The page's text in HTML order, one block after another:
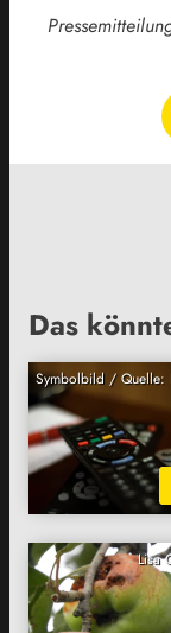
Das
Symbolbild / Quelle:
Lisa